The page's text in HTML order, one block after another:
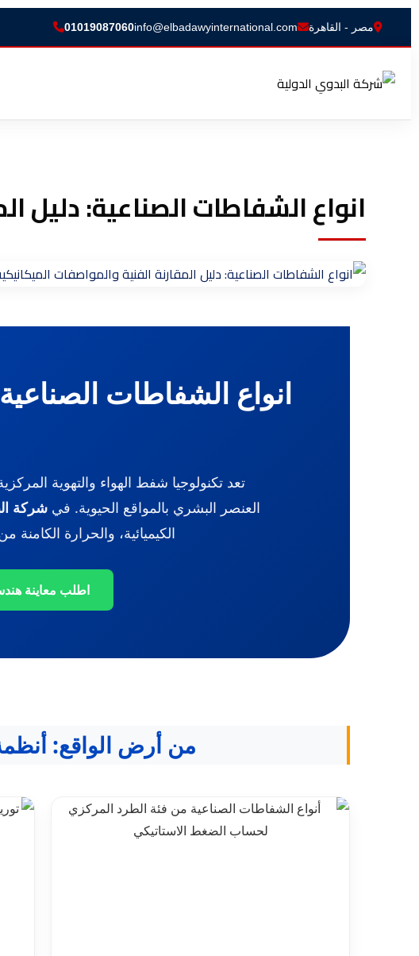
مصر - القاهرة info@elbadawyinternational.com
01019087060
انواع الشفاطات الصناعية: دليل
انواع الشفاطات
تعد تكنولوجيا شفط الهواء والتهوية
العنصر البشري بالمواقع الحيوية. في شركة
الكيميائية، والحرارة
اطلب معاينة
من أرض الواقع: